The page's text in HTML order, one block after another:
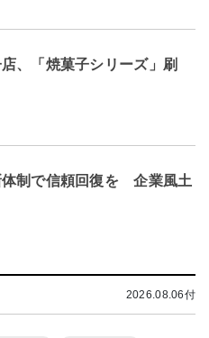
、「焼菓子シリーズ」刷
体制で信頼回復を 企業風土
2026.08.06付